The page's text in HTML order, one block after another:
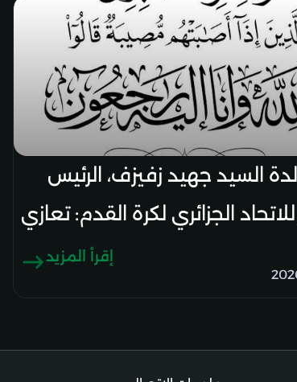
السيد جهيد زفيزف، الرئيس
الجزائري لكرة القدم: تعازي
الوطنية
إقرأ المزيد